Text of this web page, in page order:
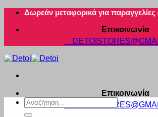
Μετάβαση
περιεχόμενο
Δωρεάν μεταφορικά για
Επικοινωνία
Επικοινωνία
Αναζήτηση
για: